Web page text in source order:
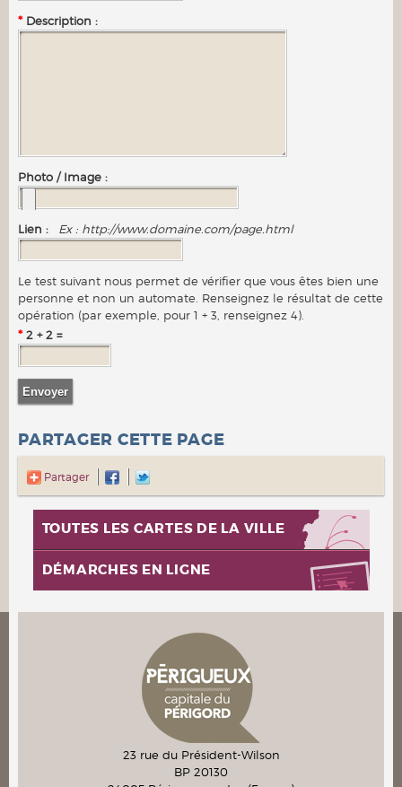
* Description :
Photo / Image :
Lien : Ex : http://www.domaine.com/page.html
Le test suivant nous permet de vérifier que vous êtes bien une
personne et non un automate. Renseignez le résultat de cette
opération (par exemple, pour 1 + 3, renseignez 4).
* 2 + 2 =
PARTAGER CETTE PAGE
Partager
TOUTES LES CARTES DE LA VILLE
DÉMARCHES EN LIGNE
23 rue du Président-Wilson
BP 20130